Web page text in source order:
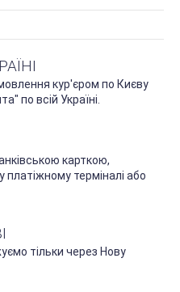
кур'єром по Києву
по всій Україні.
карткою,
терміналі або
тільки через Нову